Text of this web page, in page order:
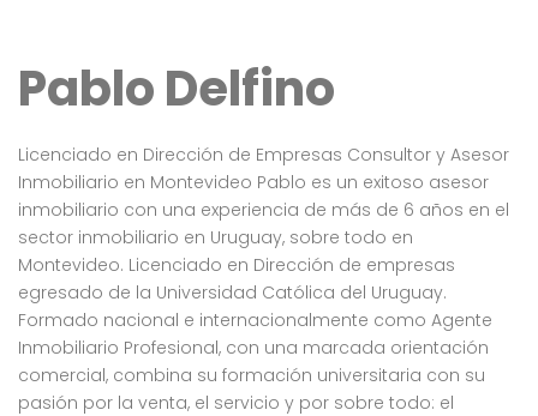
Pablo Delfino
Licenciado en Dirección de Empresas Consultor y Asesor
Inmobiliario en Montevideo Pablo es un exitoso asesor
inmobiliario con una experiencia de más de 6 años en el
sector inmobiliario en Uruguay, sobre todo en
Montevideo. Licenciado en Dirección de empresas
egresado de la Universidad Católica del Uruguay.
Formado nacional e internacionalmente como Agente
Inmobiliario Profesional, con una marcada orientación
comercial, combina su formación universitaria con su
pasión por la venta, el servicio y por sobre todo: el